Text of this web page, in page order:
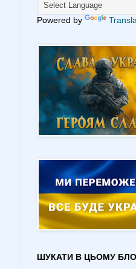
Powered by
ШУКАТИ В ЦЬОМУ